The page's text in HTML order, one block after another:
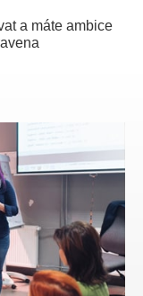
a máte ambice